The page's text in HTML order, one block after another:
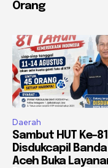
Orang
Daerah
Sambut HUT Ke-81
Disdukcapil Banda
Aceh Buka